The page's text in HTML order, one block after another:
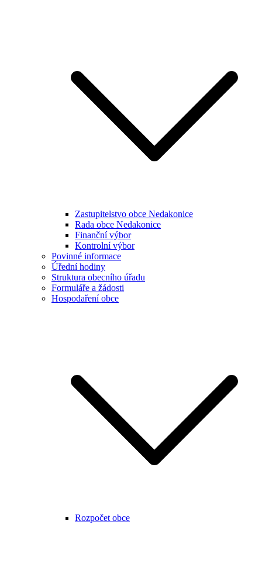
Zastupitelstvo obce Nedakonice
Rada obce Nedakonice
Finanční výbor
Kontrolní výbor
Povinné informace
Úřední hodiny
Struktura obecního úřadu
Formuláře a žádosti
Hospodaření obce
Rozpočet obce